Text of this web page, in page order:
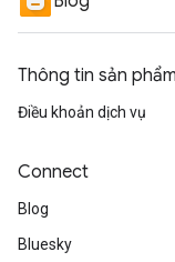
Thông tin sản phẩm
Điều khoản dịch vụ
Connect
Blog
Bluesky